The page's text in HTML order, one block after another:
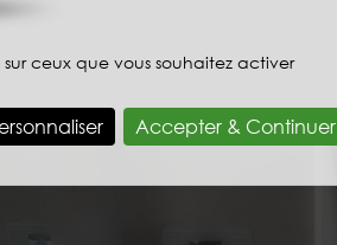
ceux que vous souhaitez activer
Accepter & Continuer